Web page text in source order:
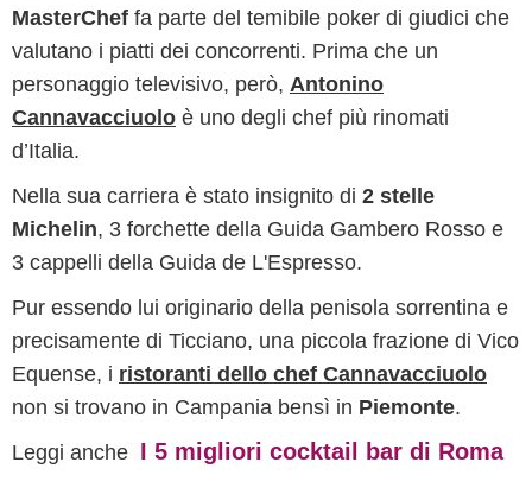
MasterChef fa parte del temibile poker di giudici che
valutano i piatti dei concorrenti. Prima che un
personaggio televisivo, però, Antonino
Cannavacciuolo è uno degli chef più rinomati
d’Italia.
Nella sua carriera è stato insignito di 2 stelle
Michelin, 3 forchette della Guida Gambero Rosso e
3 cappelli della Guida de L'Espresso.
Pur essendo lui originario della penisola sorrentina e
precisamente di Ticciano, una piccola frazione di Vico
Equense, i ristoranti dello chef Cannavacciuolo
non si trovano in Campania bensì in Piemonte.
Leggi anche I 5 migliori cocktail bar di Roma